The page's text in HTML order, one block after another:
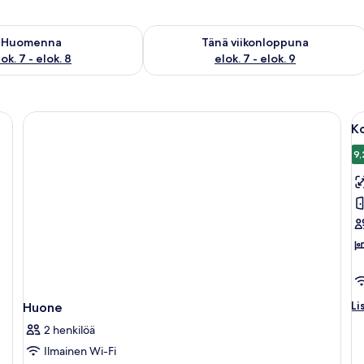
Huomenna
7 - elok. 8
saatavuus elok. 7 - elok. 8
Tänä viikonloppuna
elok. 7 - elok. 9
Tarkista tämän viikonlopun saatavuus
työpöytä ja ikkunasta avautuva näkymä ympäröiviin rakennuksiin.
Huone
2 henkilöä
Ilmainen Wi-Fi